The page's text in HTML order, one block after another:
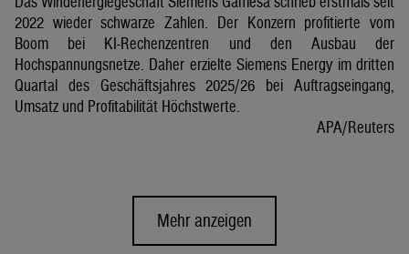
2022 wieder schwarze Zahlen. Der Konzern profitierte vom
Boom bei KI-Rechenzentren und den Ausbau der
Hochspannungsnetze. Daher erzielte Siemens Energy im dritten
Quartal des Geschäftsjahres 2025/26 bei Auftragseingang,
Umsatz und Profitabilität Höchstwerte.
APA/Reuters
Mehr anzeigen